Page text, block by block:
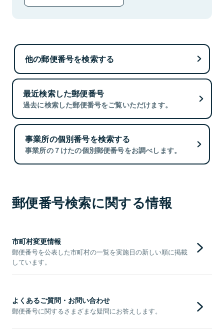
他の郵便番号を検索する
最近検索した郵便番号
過去に検索した郵便番号をご覧いただけます。
事業所の個別番号を検索する
事業所の７けたの個別郵便番号をお調べします。
郵便番号検索に関する情報
市町村変更情報
郵便番号を公表した市町村の一覧を実施日の新しい順に掲載
しています。
よくあるご質問・お問い合わせ
郵便番号に関するさまざまな疑問にお答えします。